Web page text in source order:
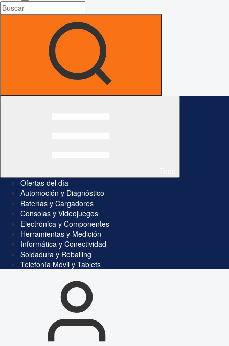
Ofertas del día
Automoción y Diagnóstico
Baterías y Cargadores
Consolas y Videojuegos
Electrónica y Componentes
Herramientas y Medición
Informática y Conectividad
Soldadura y Reballing
Telefonía Móvil y Tablets